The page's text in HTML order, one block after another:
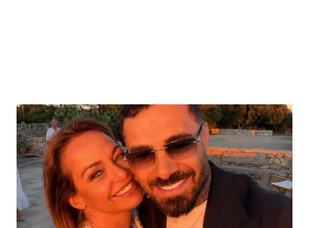
Benessere
Casa
Moda e Style
Cucina e Ricette
Consigli di Cucina
Dolci